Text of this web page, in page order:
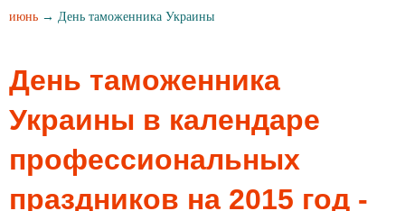
июнь → День таможенника Украины
День таможенника
Украины в календаре
профессиональных
праздников на 2015 год -